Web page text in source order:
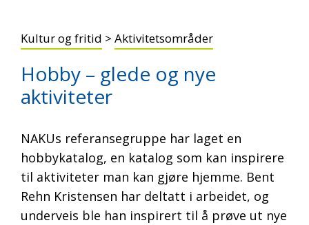
Kultur og fritid > Aktivitetsområder
Hobby – glede og nye
aktiviteter
NAKUs referansegruppe har laget en
hobbykatalog, en katalog som kan inspirere
til aktiviteter man kan gjøre hjemme. Bent
Rehn Kristensen har deltatt i arbeidet, og
underveis ble han inspirert til å prøve ut nye